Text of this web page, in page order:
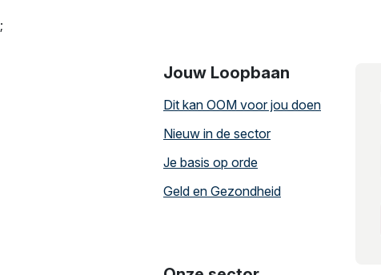
;
Jouw Loopbaan
Dit kan OOM voor jou doen
Nieuw in de sector
Je basis op orde
Geld en Gezondheid